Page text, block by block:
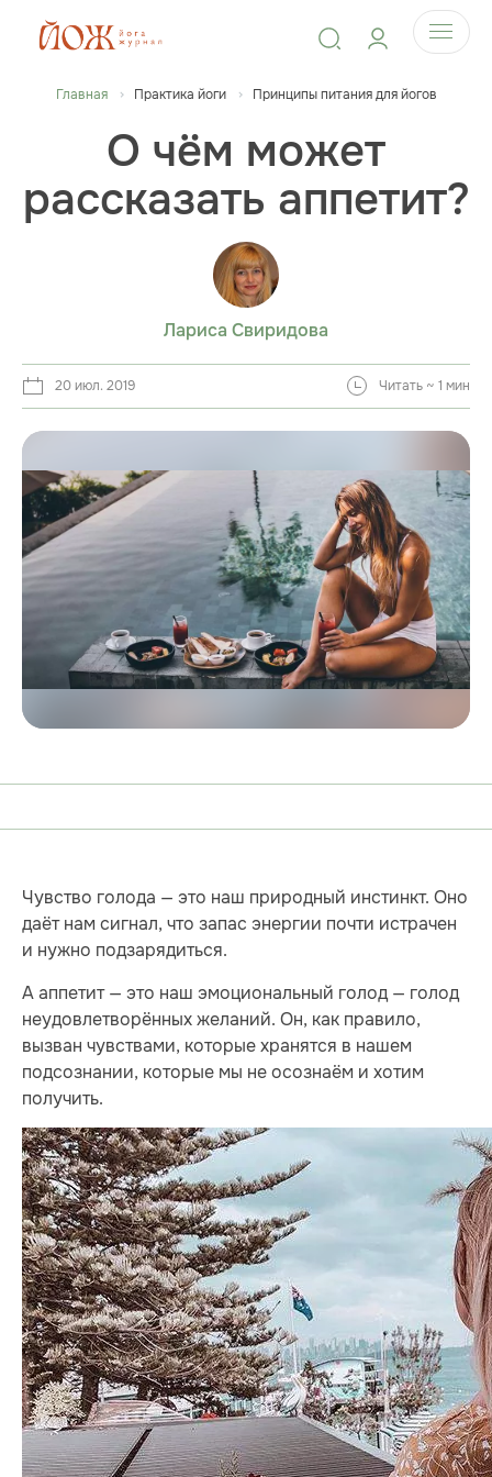
Главная Практика йоги Принципы питания для йогов
О чём может
рассказать аппетит?
Лариса Свиридова
20 июл. 2019 Читать ~ 1 мин
Чувство голода — это наш природный инстинкт. Оно
даёт нам сигнал, что запас энергии почти истрачен
и нужно подзарядиться.
А аппетит — это наш эмоциональный голод — голод
неудовлетворённых желаний. Он, как правило,
вызван чувствами, которые хранятся в нашем
подсознании, которые мы не осознаём и хотим
получить.